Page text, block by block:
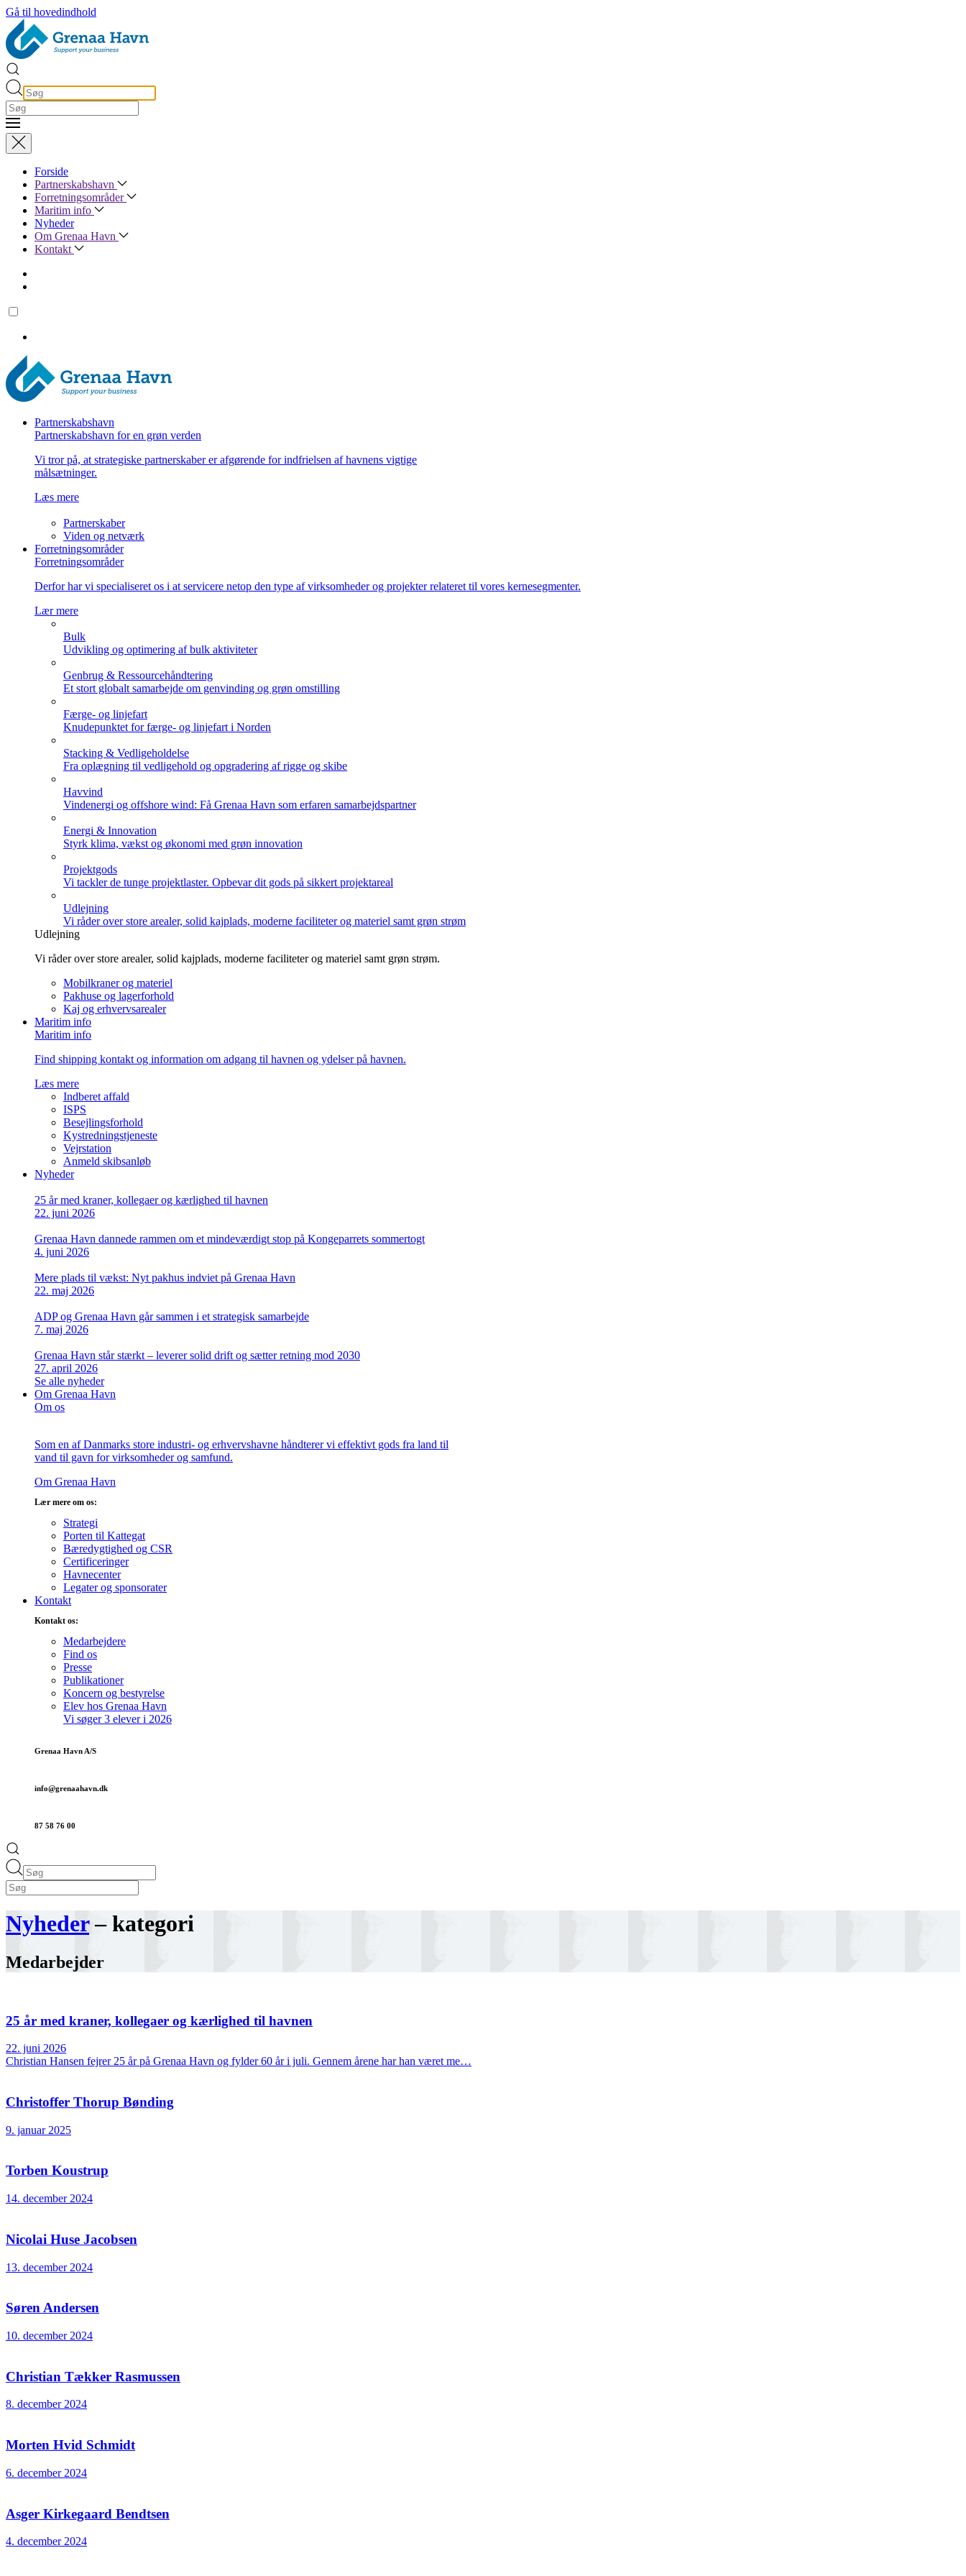
Gå til hovedindhold
Forside
Partnerskabshavn
Forretningsområder
Maritim info
Nyheder
Om Grenaa Havn
Kontakt
Partnerskabshavn
Partnerskabshavn for en grøn verden
Vi tror på, at strategiske partnerskaber er afgørende for indfrielsen af havnens vigtige
målsætninger.
Læs mere
Partnerskaber
Viden og netværk
Forretningsområder
Forretningsområder
Derfor har vi specialiseret os i at servicere netop den type af virksomheder og projekter relateret til vores kernesegmenter.
Lær mere
Bulk
Udvikling og optimering af bulk aktiviteter
Genbrug & Ressourcehåndtering
Et stort globalt samarbejde om genvinding og grøn omstilling
Færge- og linjefart
Knudepunktet for færge- og linjefart i Norden
Stacking & Vedligeholdelse
Fra oplægning til vedligehold og opgradering af rigge og skibe
Havvind
Vindenergi og offshore wind: Få Grenaa Havn som erfaren samarbejdspartner
Energi & Innovation
Styrk klima, vækst og økonomi med grøn innovation
Projektgods
Vi tackler de tunge projektlaster. Opbevar dit gods på sikkert projektareal
Udlejning
Vi råder over store arealer, solid kajplads, moderne faciliteter og materiel samt grøn strøm
Udlejning
Vi råder over store arealer, solid kajplads, moderne faciliteter og materiel samt grøn strøm.
Mobilkraner og materiel
Pakhuse og lagerforhold
Kaj og erhvervsarealer
Maritim info
Maritim info
Find shipping kontakt og information om adgang til havnen og ydelser på havnen.
Læs mere
Indberet affald
ISPS
Besejlingsforhold
Kystredningstjeneste
Vejrstation
Anmeld skibsanløb
Nyheder
25 år med kraner, kollegaer og kærlighed til havnen
22. juni 2026
Grenaa Havn dannede rammen om et mindeværdigt stop på Kongeparrets sommertogt
4. juni 2026
Mere plads til vækst: Nyt pakhus indviet på Grenaa Havn
22. maj 2026
ADP og Grenaa Havn går sammen i et strategisk samarbejde
7. maj 2026
Grenaa Havn står stærkt – leverer solid drift og sætter retning mod 2030
27. april 2026
Se alle nyheder
Om Grenaa Havn
Om os
Som en af Danmarks store industri- og erhvervshavne håndterer vi effektivt gods fra land til
vand til gavn for virksomheder og samfund.
Om Grenaa Havn
Lær mere om os:
Strategi
Porten til Kattegat
Bæredygtighed og CSR
Certificeringer
Havnecenter
Legater og sponsorater
Kontakt
Kontakt os:
Medarbejdere
Find os
Presse
Publikationer
Koncern og bestyrelse
Elev hos Grenaa Havn
Vi søger 3 elever i 2026
Grenaa Havn A/S
info@grenaa­havn.dk
87 58 76 00
Nyheder– kategori
Medarbejder
25 år med kraner, kollegaer og kærlighed til havnen
22. juni 2026
Christian Hansen fejrer 25 år på Grenaa Havn og fylder 60 år i juli. Gennem årene har han været me…
Christoffer Thorup Bønding
9. januar 2025
Torben Koustrup
14. december 2024
Nicolai Huse Jacobsen
13. december 2024
Søren Andersen
10. december 2024
Christian Tækker Rasmussen
8. december 2024
Morten Hvid Schmidt
6. december 2024
Asger Kirkegaard Bendtsen
4. december 2024